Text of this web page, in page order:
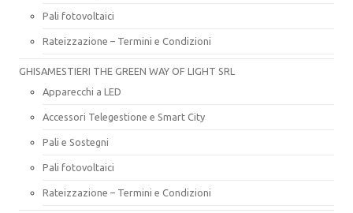
Pali fotovoltaici
Rateizzazione – Termini e Condizioni
GHISAMESTIERI THE GREEN WAY OF LIGHT SRL
Apparecchi a LED
Accessori Telegestione e Smart City
Pali e Sostegni
Pali fotovoltaici
Rateizzazione – Termini e Condizioni